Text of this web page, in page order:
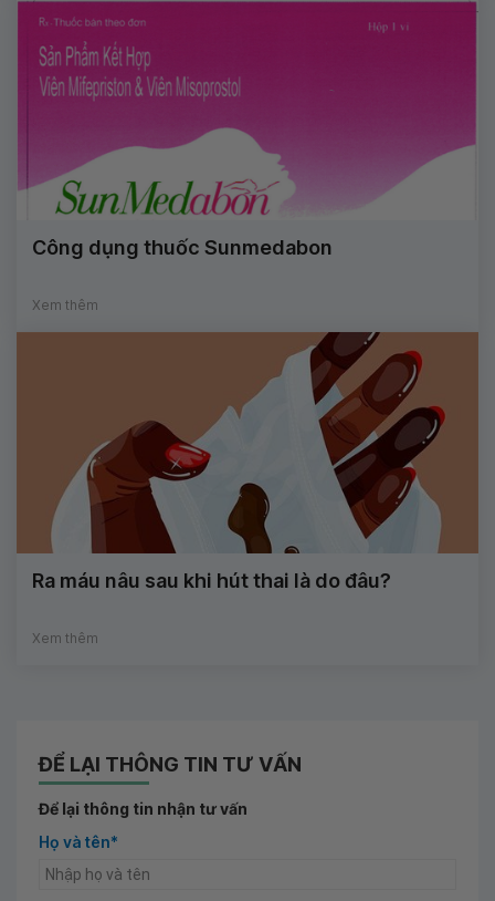
Công dụng thuốc Sunmedabon
Xem thêm
Ra máu nâu sau khi hút thai là do đâu?
Xem thêm
ĐỂ LẠI THÔNG TIN TƯ VẤN
Để lại thông tin nhận tư vấn
Họ và tên*